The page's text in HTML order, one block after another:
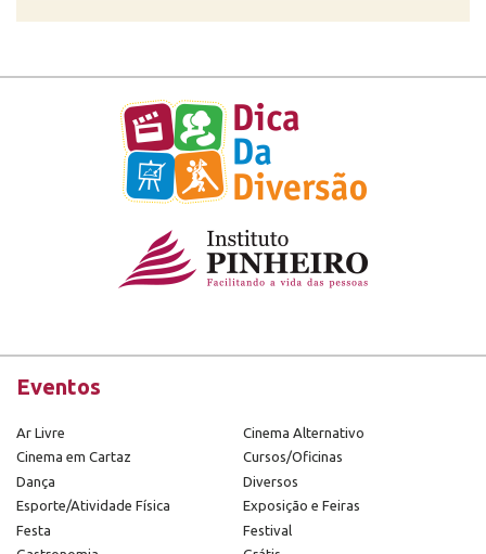
Eventos
Ar Livre
Cinema Alternativo
Cinema em Cartaz
Cursos/Oficinas
Dança
Diversos
Esporte/Atividade Física
Exposição e Feiras
Festa
Festival